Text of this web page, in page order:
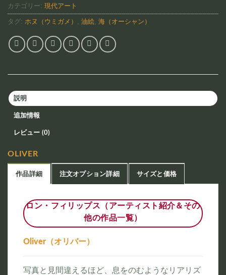
カテゴリー: 現代アート
タグ: ホヌ（ウミガメ） , 油絵, 海（オーシャン）
説明
追加情報
レビュー (0)
OLIVER
作品詳細 注文オプション詳細 サイズと価格
ロン・フィリップス（アーティスト紹介＆その
他の作品一覧）
Oliver（オリバー）
写真と見間違えるほど、息をのむようなリアリズ